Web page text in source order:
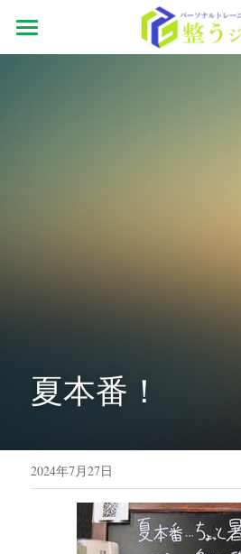
ホーム
お問い合わせ
検索
お問い合わせ
夏本番！
2024年7月27日